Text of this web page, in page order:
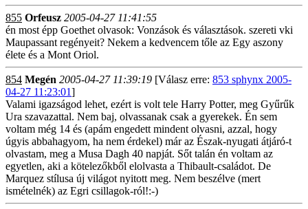
855 Orfeusz 2005-04-27 11:41:55
én most épp Goethet olvasok: Vonzások és választások. szereti vki
Maupassant regényeit? Nekem a kedvencem tőle az Egy aszony
élete és a Mont Oriol.
854 Megén 2005-04-27 11:39:19 [Válasz erre: 853 sphynx 2005-
04-27 11:23:01]
Valami igazságod lehet, ezért is volt tele Harry Potter, meg Gyűrűk
Ura szavazattal. Nem baj, olvassanak csak a gyerekek. Én sem
voltam még 14 és (apám engedett mindent olvasni, azzal, hogy
úgyis abbahagyom, ha nem érdekel) már az Észak-nyugati átjáró-t
olvastam, meg a Musa Dagh 40 napját. Sőt talán én voltam az
egyetlen, aki a kötelezőkből elolvasta a Thibault-családot. De
Marquez stílusa új világot nyitott meg. Nem beszélve (mert
ismételnék) az Egri csillagok-ról!:-)